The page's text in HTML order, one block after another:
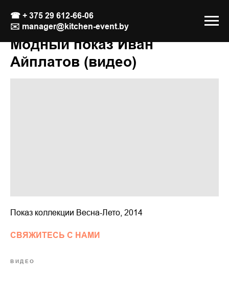
☎ + 375 29 612-66-06
✉️ manager@kitchen-event.by
Модный показ Иван
Айплатов (видео)
Показ коллекции Весна-Лето, 2014
СВЯЖИТЕСЬ С НАМИ
ВИДЕО